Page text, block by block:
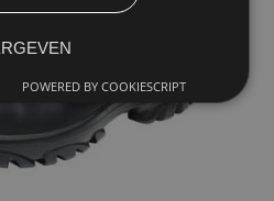
POWERED BY COOKIESCRIPT